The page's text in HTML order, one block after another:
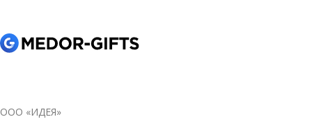
ООО «ИДЕЯ»